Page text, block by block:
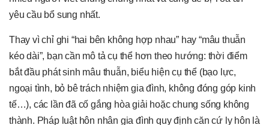
yêu cầu bổ sung nhất.
Thay vì chỉ ghi “hai bên không hợp nhau” hay “mâu thuẫn
kéo dài”, bạn cần mô tả cụ thể hơn theo hướng: thời điểm
bắt đầu phát sinh mâu thuẫn, biểu hiện cụ thể (bạo lực,
ngoại tình, bỏ bê trách nhiệm gia đình, không đóng góp kinh
tế…), các lần đã cố gắng hòa giải hoặc chung sống không
thành. Pháp luật hôn nhân gia đình quy định căn cứ ly hôn là